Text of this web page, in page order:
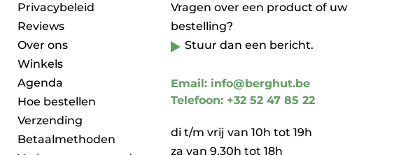
Privacybeleid
Reviews
Over ons
Winkels
Agenda
Hoe bestellen
Verzending
Betaalmethoden
Vragen over een product of uw
bestelling?
Stuur dan een bericht.
Email: info@berghut.be
Telefoon: +32 52 47 85 22
di t/m vrij van 10h tot 19h
za van 9.30h tot 18h